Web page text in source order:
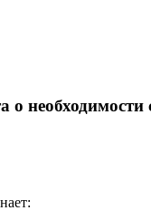
необходимости